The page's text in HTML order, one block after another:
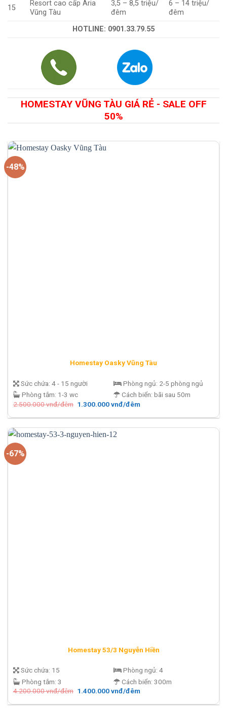
15
Resort cao cấp Aria
Vũng Tàu
3,5 – 8,5 triệu/
đêm
6 – 14 triệu/
đêm
HOTLINE: 0901.33.79.55
HOMESTAY VŨNG TÀU GIÁ RẺ - SALE OFF
50%
-48%
Homestay Oasky Vũng Tàu
Sức chứa: 4 - 15 người
Phòng tắm: 1-3 wc
Phòng ngủ: 2-5 phòng ngủ
Cách biển: bãi sau 50m
2.500.000vnđ/đêm Giá
là:
đêm.
1.300.000vnđ/đêmGiá
tại
1.300.000 vnđ/
-67%
Homestay 53/3 Nguyễn Hiền
Sức chứa: 15
Phòng tắm: 3
Phòng ngủ: 4
Cách biển: 300m
4.200.000vnđ/đêm Giá
là:
1.400.000vnđ/đêmGiá
tại